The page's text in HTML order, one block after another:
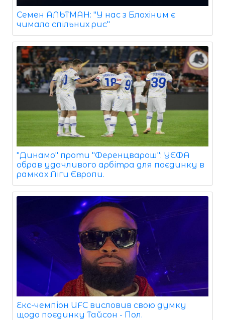
Семен АЛЬТМАН: "У нас з Блохіним є
чимало спільних рис"
"Динамо" проти "Ференцварош": УЄФА
обрав удачливого арбітра для поєдинку в
рамках Ліги Європи.
Екс-чемпіон UFC висловив свою думку
щодо поєдинку Тайсон - Пол.